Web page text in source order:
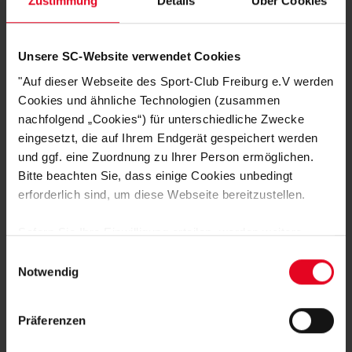
Unsere SC-Website verwendet Cookies
"Auf dieser Webseite des Sport-Club Freiburg e.V werden
Cookies und ähnliche Technologien (zusammen
nachfolgend „Cookies“) für unterschiedliche Zwecke
eingesetzt, die auf Ihrem Endgerät gespeichert werden
und ggf. eine Zuordnung zu Ihrer Person ermöglichen.
Bitte beachten Sie, dass einige Cookies unbedingt
erforderlich sind, um diese Webseite bereitzustellen.
Sofern Sie Ihre Einwilligung erteilen, werden weitere
Daten von Ihnen (z.B. persönlichen Identifikatoren oder
IP-Adressen) verarbeitet werden. Durch Klicken auf den
Speicherung aller aufgeführten Cookies und der
Notwendig
Präferenzen
SHOP
Schnelle Lieferung
Lieferung innerhalb von 1 - 3 Werktagen.